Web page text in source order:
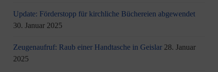
Update: Förderstopp für kirchliche Büchereien abgewendet
30. Januar 2025
Zeugenaufruf: Raub einer Handtasche in Geislar 28. Januar
2025